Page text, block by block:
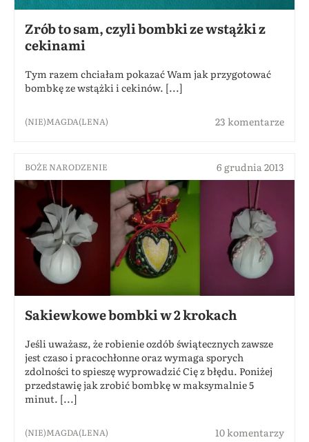
Zrób to sam, czyli bombki ze wstążki z
cekinami
Tym razem chciałam pokazać Wam jak przygotować
bombkę ze wstążki i cekinów. [...]
(NIE)MAGDA(LENA) 23 komentarze
BOŻE NARODZENIE 6 grudnia 2013
Sakiewkowe bombki w 2 krokach
Jeśli uważasz, że robienie ozdób świątecznych zawsze
jest czaso i pracochłonne oraz wymaga sporych
zdolności to spieszę wyprowadzić Cię z błędu. Poniżej
przedstawię jak zrobić bombkę w maksymalnie 5
minut. [...]
(NIE)MAGDA(LENA) 10 komentarzy